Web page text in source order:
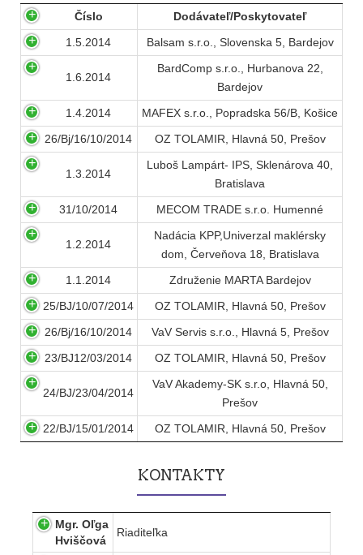
Číslo
Dodávateľ/Poskytovateľ
1.5.2014
Balsam s.r.o., Slovenska 5, Bardejov
1.6.2014
BardComp s.r.o., Hurbanova 22,
Bardejov
1.4.2014
MAFEX s.r.o., Popradska 56/B, Košice
26/Bj/16/10/2014
OZ TOLAMIR, Hlavná 50, Prešov
1.3.2014
Luboš Lampárt- IPS, Sklenárova 40,
Bratislava
31/10/2014
MECOM TRADE s.r.o. Humenné
1.2.2014
Nadácia KPP,Univerzal maklérsky
dom, Červeňova 18, Bratislava
1.1.2014
Združenie MARTA Bardejov
25/BJ/10/07/2014
OZ TOLAMIR, Hlavná 50, Prešov
26/Bj/16/10/2014
VaV Servis s.r.o., Hlavná 5, Prešov
23/BJ12/03/2014
OZ TOLAMIR, Hlavná 50, Prešov
24/BJ/23/04/2014
VaV Akademy-SK s.r.o, Hlavná 50,
Prešov
22/BJ/15/01/2014
OZ TOLAMIR, Hlavná 50, Prešov
KONTAKTY
Mgr. Oľga
Hviščová
Riaditeľka